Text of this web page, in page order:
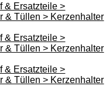
& Ersatzteile >
& Tüllen > Kerzenhalter
& Ersatzteile >
& Tüllen > Kerzenhalter
& Ersatzteile >
& Tüllen > Kerzenhalter